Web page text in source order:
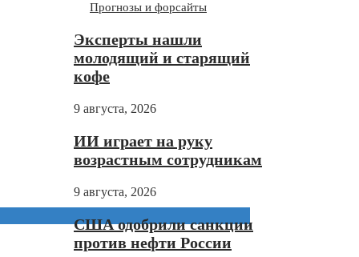
Прогнозы и форсайты
Эксперты нашли
молодящий и старящий
кофе
9 августа, 2026
ИИ играет на руку
возрастным сотрудникам
9 августа, 2026
США одобрили санкции
против нефти России